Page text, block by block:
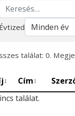
Keresés
Évtized
találat: 0.
↕ Cím↕
találat.